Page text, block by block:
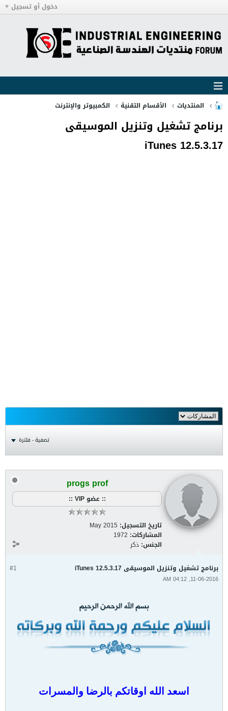
دخول أو تسجيل
المنتديات الأقسام التقنية الكمبيوتر والإنترنت
برنامج تشغيل وتنزيل الموسيقى
iTunes 12.5.3.17
تصفية - فلترة
progs prof
:: عضو VIP ::
تاريخ التسجيل: May 2015
المشاركات: 1972
الجنس: ذكر
#1 برنامج تشغيل وتنزيل الموسيقى iTunes 12.5.3.17
11-06-2016, 04:12 AM
اسعد الله اوقاتكم بالرضا والمسرات